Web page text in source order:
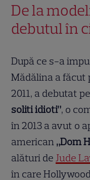
De la
debutul în
După ce s-a
Mădălina a făcut
2011, a debutat
soliti idioti”, o
în 2013 a avut o
american „Dom
alături de Jude
în care